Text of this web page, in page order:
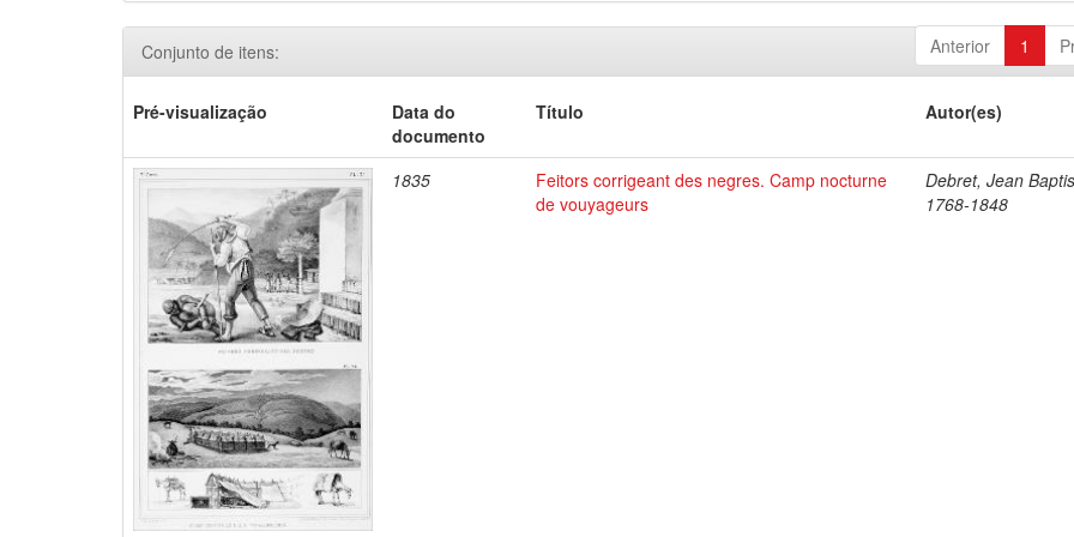
Anterior 1
Conjunto de itens:
Pré-visualização
Data do
documento
Título Autor(es)
1835
Feitors corrigeant des negres. Camp nocturne
de vouyageurs
Debret, Jean
1768-1848